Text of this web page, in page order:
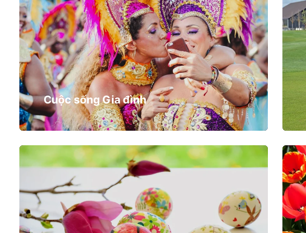
Cuộc sống Gia đình